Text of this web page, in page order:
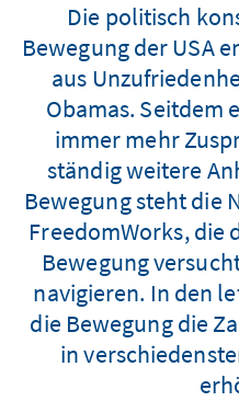
Die politisch
Bewegung der USA
aus
Obamas. Seitdem
immer mehr
ständig weitere
Bewegung steht die
FreedomWorks, die
Bewegung
navigieren. In den
die Bewegung die
in